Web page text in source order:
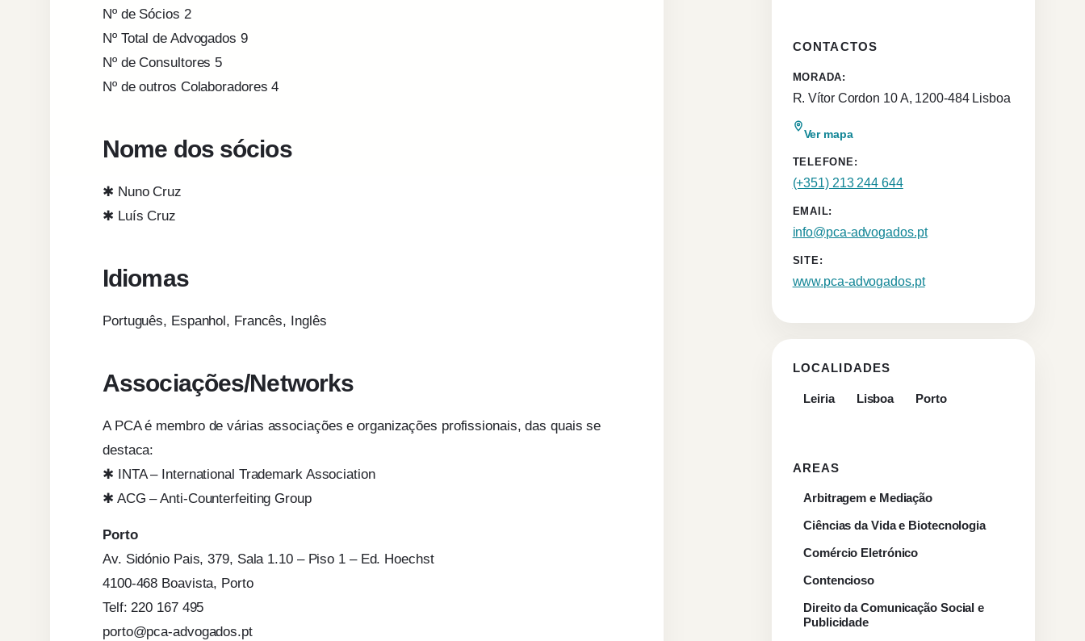
Nº de Sócios 2
Nº Total de Advogados 9
Nº de Consultores 5
Nº de outros Colaboradores 4
Nome dos sócios
✱ Nuno Cruz
✱ Luís Cruz
Idiomas
Português, Espanhol, Francês, Inglês
Associações/Networks
A PCA é membro de várias associações e organizações profissionais, das quais se
destaca:
✱ INTA – International Trademark Association
✱ ACG – Anti-Counterfeiting Group
Porto
Av. Sidónio Pais, 379, Sala 1.10 – Piso 1 – Ed. Hoechst
4100-468 Boavista, Porto
Telf: 220 167 495
porto@pca-advogados.pt
CONTACTOS
MORADA:
R. Vítor Cordon 10 A, 1200-484 Lisboa
Ver mapa
TELEFONE:
(+351) 213 244 644
EMAIL:
info@pca-advogados.pt
SITE:
www.pca-advogados.pt
LOCALIDADES
Leiria Lisboa Porto
AREAS
Arbitragem e Mediação
Ciências da Vida e Biotecnologia
Comércio Eletrónico
Contencioso
Direito da Comunicação Social e
Publicidade